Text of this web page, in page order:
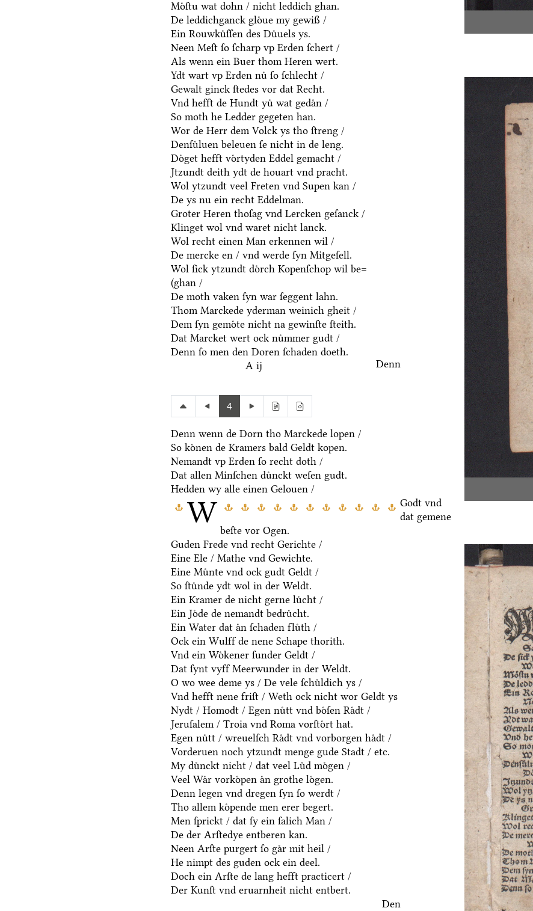
W
Moͤſtu wat dohn / nicht leddich ghan.
De leddichganck gloͤue my gewiß /
Ein Rouwkuͤſſen des Duͤuels ys.
Neen Meſt ſo ſcharp vp Erden ſchert /
Als wenn ein Buer thom Heren wert.
Ydt wart vp Erden nuͤ ſo ſchlecht /
Gewalt ginck ſtedes vor dat Recht.
Vnd hefft de Hundt yuͤ wat gedaͤn /
So moth he Ledder gegeten han.
Wor de Herr dem Volck ys tho ſtreng /
Denſuͤluen beleuen ſe nicht in de leng.
Doͤget hefft voͤrtyden Eddel gemacht /
Jtzundt deith ydt de houart vnd pracht.
Wol ytzundt veel Freten vnd Supen kan /
De ys nu ein recht Eddelman.
Groter Heren thoſag vnd Lercken geſanck /
Klinget wol vnd waret nicht lanck.
Wol recht einen Man erkennen wil /
De mercke en / vnd werde ſyn Mitgeſell.
Wol ſick ytzundt doͤrch Kopenſchop wil be=
(ghan /
De moth vaken ſyn war ſeggent lahn.
Thom Marckede yderman weinich gheit /
Dem ſyn gemoͤte nicht na gewinſte ſteith.
Dat Marcket wert ock nuͤmmer gudt /
Denn ſo men den Doren ſchaden doeth.
A ij
Denn
4
Denn wenn de Dorn tho Marckede lopen /
So koͤnen de Kramers bald Geldt kopen.
Nemandt vp Erden ſo recht doth /
Dat allen Minſchen duͤnckt weſen gudt.
Hedden wy alle einen Gelouen /
Godt vnd
dat gemene
beſte vor Ogen.
Guden Frede vnd recht Gerichte /
Eine Ele / Mathe vnd Gewichte.
Eine Muͤnte vnd ock gudt Geldt /
So ſtuͤnde ydt wol in der Weldt.
Ein Kramer de nicht gerne luͤcht /
Ein Joͤde de nemandt bedruͤcht.
Ein Water dat aͤn ſchaden fluͤth /
Ock ein Wulff de nene Schape thorith.
Vnd ein Woͤkener ſunder Geldt /
Dat ſynt vyff Meerwunder in der Weldt.
O wo wee deme ys / De vele ſchuͤldich ys /
Vnd hefft nene friſt / Weth ock nicht wor Geldt ys
Nydt / Homodt / Egen nuͤtt vnd boͤſen Raͤdt /
Jeruſalem / Troia vnd Roma vorſtoͤrt hat.
Egen nuͤtt / wreuelſch Raͤdt vnd vorborgen haͤdt /
Vorderuen noch ytzundt menge gude Stadt / etc.
My duͤnckt nicht / dat veel Luͤd moͤgen /
Veel Waͤr vorkoͤpen aͤn grothe loͤgen.
Denn legen vnd dregen ſyn ſo werdt /
Tho allem koͤpende men erer begert.
Men ſprickt / dat ſy ein ſalich Man /
De der Arſtedye entberen kan.
Neen Arſte purgert ſo gaͤr mit heil /
He nimpt des guden ock ein deel.
Doch ein Arſte de lang hefft practicert /
Der Kunſt vnd eruarnheit nicht entbert.
Den